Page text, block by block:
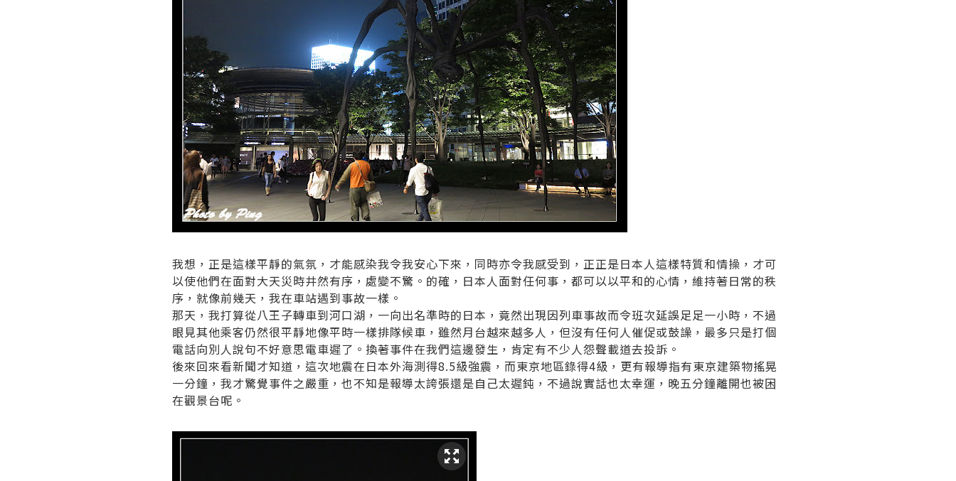
我想，正是這樣平靜的氣氛，才能感染我令我安心下來，同時亦令我感受到，正正是日本人這樣特質和情操，才可
以使他們在面對大天災時井然有序，處變不驚。的確，日本人面對任何事，都可以以平和的心情，維持著日常的秩
序，就像前幾天，我在車站遇到事故一樣。
那天，我打算從八王子轉車到河口湖，一向出名準時的日本，竟然出現因列車事故而令班次延誤足足一小時，不過
眼見其他乘客仍然很平靜地像平時一樣排隊候車，雖然月台越來越多人，但沒有任何人催促或鼓譟，最多只是打個
電話向別人說句不好意思電車遲了。換著事件在我們這邊發生，肯定有不少人怨聲載道去投訴。
後來回來看新聞才知道，這次地震在日本外海測得8.5級強震，而東京地區錄得4級，更有報導指有東京建築物搖晃
一分鐘，我才驚覺事件之嚴重，也不知是報導太誇張還是自己太遲鈍，不過說實話也太幸運，晚五分鐘離開也被困
在觀景台呢。